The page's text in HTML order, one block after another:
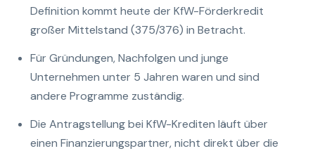
Definition kommt heute der KfW-Förderkredit
großer Mittelstand (375/376) in Betracht.
Für Gründungen, Nachfolgen und junge
Unternehmen unter 5 Jahren waren und sind
andere Programme zuständig.
Die Antragstellung bei KfW-Krediten läuft über
einen Finanzierungspartner, nicht direkt über die